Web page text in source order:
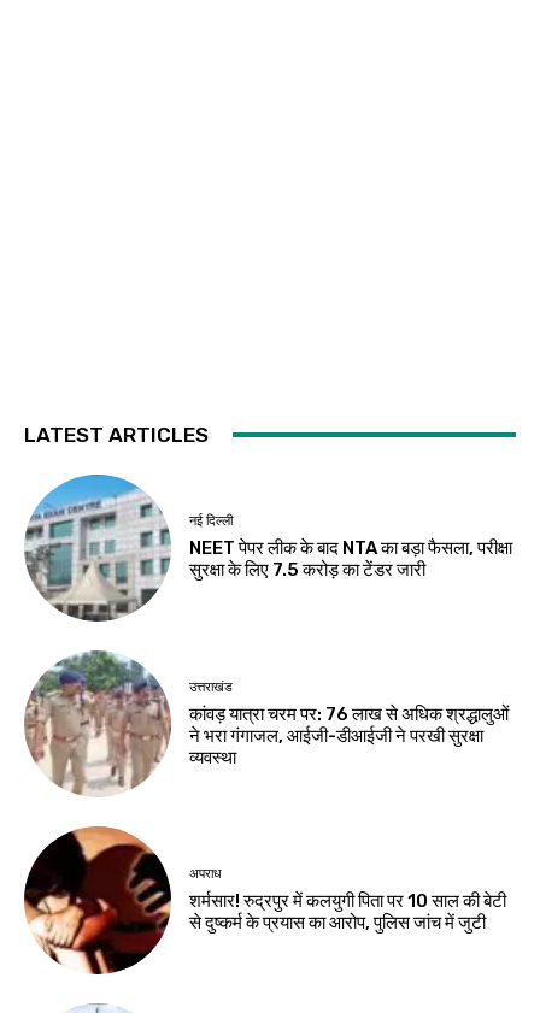
LATEST ARTICLES
नई दिल्ली
NEET पेपर लीक के बाद NTA का बड़ा फैसला, परीक्षा
सुरक्षा के लिए ₹7.5 करोड़ का टेंडर जारी
उत्तराखंड
कांवड़ यात्रा चरम पर: 76 लाख से अधिक श्रद्धालुओं
ने भरा गंगाजल, आईजी-डीआईजी ने परखी सुरक्षा
व्यवस्था
अपराध
शर्मसार! रुद्रपुर में कलयुगी पिता पर 10 साल की बेटी
से दुष्कर्म के प्रयास का आरोप, पुलिस जांच में जुटी